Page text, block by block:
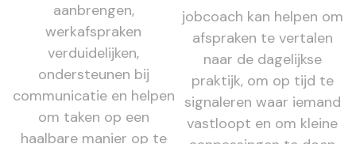
aanbrengen,
werkafspraken
verduidelijken,
ondersteunen bij
communicatie en helpen
om taken op een
haalbare manier op te
jobcoach kan helpen om
afspraken te vertalen
naar de dagelijkse
praktijk, om op tijd te
signaleren waar iemand
vastloopt en om kleine